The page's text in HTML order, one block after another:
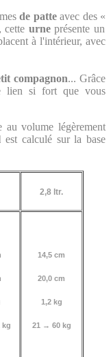
de patte avec des «
, cette urneprésente un
à l'intérieur, avec
compagnon... Grâce
lien si fort que vous
au volume légèrement
est calculé sur la base
2,8 ltr.
kg
14,5 cm
20,0 cm
1,2 kg
21 → 60 kg